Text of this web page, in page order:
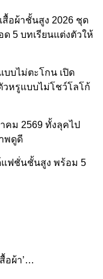
อผ้าชั้นสูง 2026 ชุด
ด 5 บทเรียนแต่งตัวให้
บบไม่ตะโกน เปิด
หรูแบบไม่โชว์โลโก้
คม 2569 ทั้งลุคไป
พดูดี
แฟชั่นชั้นสูง พร้อม 5
อผ้า’…